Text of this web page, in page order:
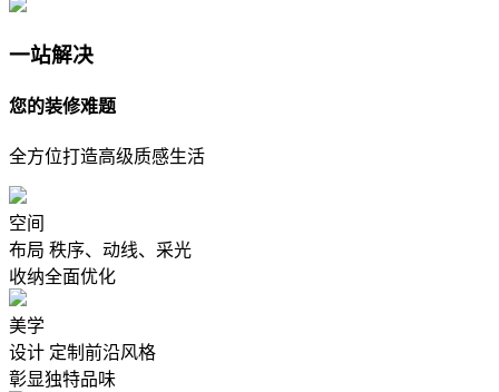
一站解决
您的装修难题
全方位打造高级质感生活
空间
布局 秩序、动线、采光
收纳全面优化
美学
设计 定制前沿风格
彰显独特品味